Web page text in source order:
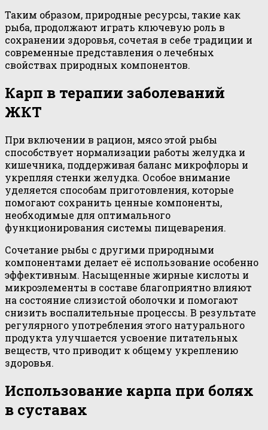
Таким образом, природные ресурсы, такие как
рыба, продолжают играть ключевую роль в
сохранении здоровья, сочетая в себе традиции и
современные представления о лечебных
свойствах природных компонентов.
Карп в терапии заболеваний
ЖКТ
При включении в рацион, мясо этой рыбы
способствует нормализации работы желудка и
кишечника, поддерживая баланс микрофлоры и
укрепляя стенки желудка. Особое внимание
уделяется способам приготовления, которые
помогают сохранить ценные компоненты,
необходимые для оптимального
функционирования системы пищеварения.
Сочетание рыбы с другими природными
компонентами делает её использование особенно
эффективным. Насыщенные жирные кислоты и
микроэлементы в составе благоприятно влияют
на состояние слизистой оболочки и помогают
снизить воспалительные процессы. В результате
регулярного употребления этого натурального
продукта улучшается усвоение питательных
веществ, что приводит к общему укреплению
здоровья.
Использование карпа при болях
в суставах